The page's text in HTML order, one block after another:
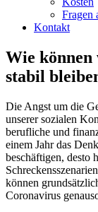
Fragen
Kontakt
Wie
stabil
Die Angst um die
unserer sozialen
berufliche und
einem Jahr das
beschäftigen, desto
können
Coronavirus